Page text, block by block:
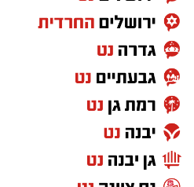
צבאית.
לכן, הטענה ש"חרדים לא
לא מתיישבת עם המציאות
ועזבו לרגע את דעתי
למדינה לא יכול לצפות
מעניקה. ולא חסרות דרכים
אתה חי, מגדל את ילדיך וישן